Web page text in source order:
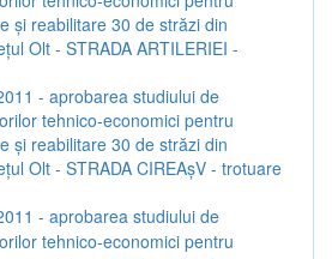
şi reabilitare 30 de străzi din
Olt - STRADA ARTILERIEI -
- aprobarea studiului de
tehnico-economici pentru
şi reabilitare 30 de străzi din
Olt - STRADA CIREAşV - trotuare
- aprobarea studiului de
tehnico-economici pentru